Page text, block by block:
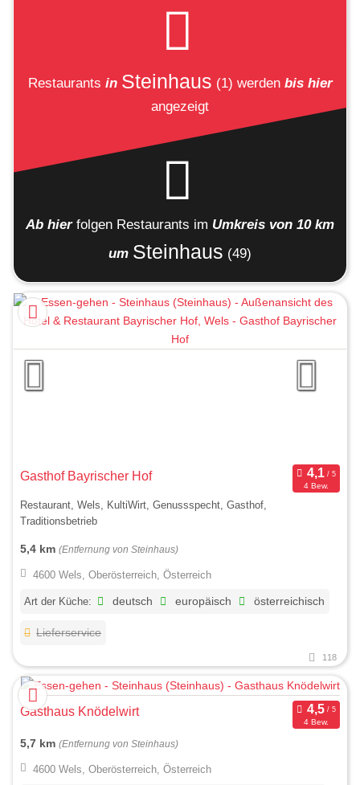
Restaurants in Steinhaus (1) werden bis hier
angezeigt
Ab hier folgen Restaurants im Umkreis von 10 km
um Steinhaus (49)
Gasthof Bayrischer Hof
4 Bew.
Restaurant, Wels, KultiWirt, Genussspecht, Gasthof,
Traditionsbetrieb
5,4 km (Entfernung von Steinhaus)
4600 Wels, Oberösterreich, Österreich
Art der Küche: deutsch europäisch österreichisch
Lieferservice
118
Gasthaus Knödelwirt
4 Bew.
5,7 km (Entfernung von Steinhaus)
4600 Wels, Oberösterreich, Österreich